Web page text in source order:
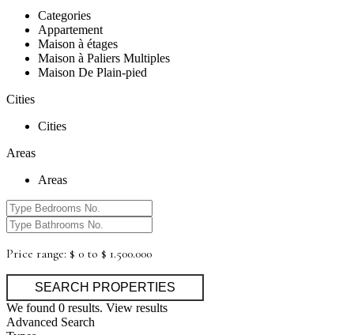
Categories
Appartement
Maison à étages
Maison à Paliers Multiples
Maison De Plain-pied
Cities
Cities
Areas
Areas
Price range: $ 0 to $ 1.500.000
We found 0 results. View results
Advanced Search